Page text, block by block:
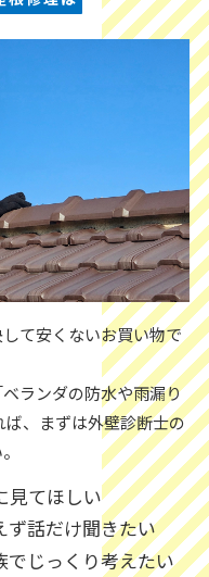
て安くないお買い物で
ランダの防水や雨漏り
、まずは外壁診断士の
見てほしい
ず話だけ聞きたい
でじっくり考えたい